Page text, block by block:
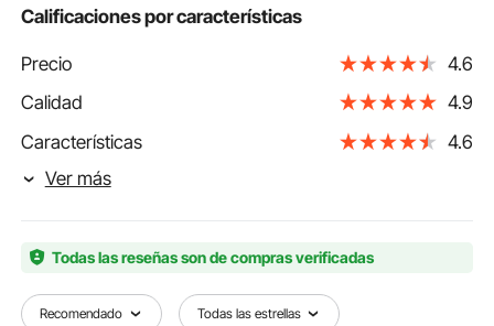
Calificaciones por características
Precio
4.6
Calidad
4.9
Características
4.6
Ver más
Todas las reseñas son de compras verificadas
Recomendado Todas las estrellas